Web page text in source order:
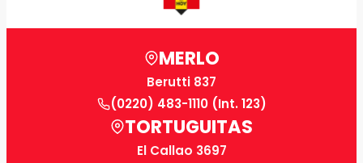
MERLO
Berutti 837
(0220) 483-1110 (Int. 123)
TORTUGUITAS
El Callao 3697